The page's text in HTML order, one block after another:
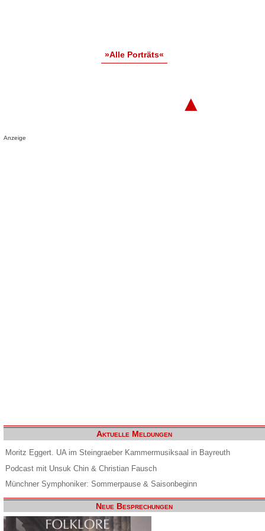
»Alle Porträts«
▲
Anzeige
Aktuelle Meldungen
Moritz Eggert. UA im Steingraeber Kammermusiksaal in Bayreuth
Podcast mit Unsuk Chin & Christian Fausch
Münchner Symphoniker: Sommerpause & Saisonbeginn
Neue Besprechungen